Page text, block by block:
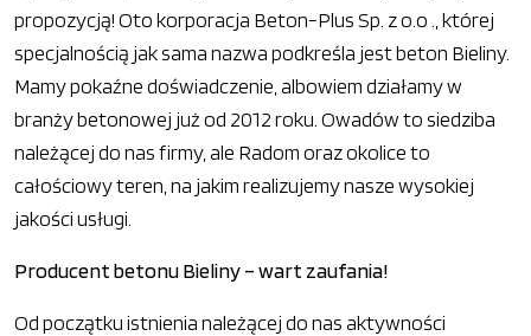
propozycją! Oto korporacja Beton-Plus Sp. z o.o ., której
specjalnością jak sama nazwa podkreśla jest beton Bieliny.
Mamy pokaźne doświadczenie, albowiem działamy w
branży betonowej już od 2012 roku. Owadów to siedziba
należącej do nas firmy, ale Radom oraz okolice to
całościowy teren, na jakim realizujemy nasze wysokiej
jakości usługi.
Producent betonu Bieliny – wart zaufania!
Od początku istnienia należącej do nas aktywności